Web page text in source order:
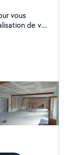
vous
de vos